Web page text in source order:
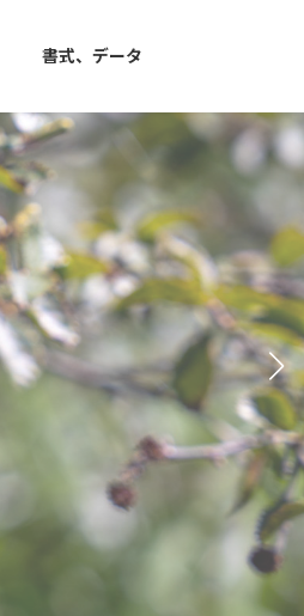
書式、データ